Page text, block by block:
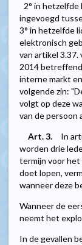
2° in hetzelfde
ingevoegd
3° in hetzelfde
elektronisch
van artikel 3.37.
2014
interne markt
volgende zin:
volgt op deze
van de persoon
Art. 3.
In
worden drie
termijn voor het
doet lopen,
wanneer deze
Wanneer de
neemt het
In de gevallen